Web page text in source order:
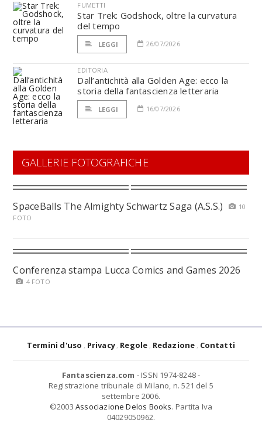
FUMETTI
Star Trek: Godshock, oltre la curvatura
del tempo
LEGGI 26/07/2026
EDITORIA
Dall’antichità alla Golden Age: ecco la
storia della fantascienza letteraria
LEGGI 16/07/2026
GALLERIE FOTOGRAFICHE
SpaceBalls The Almighty Schwartz Saga (A.S.S.)
10
FOTO
Conferenza stampa Lucca Comics and Games 2026
4 FOTO
Termini d'uso Privacy Regole Redazione Contatti
Fantascienza.com - ISSN 1974-8248 -
Registrazione tribunale di Milano, n. 521 del 5
settembre 2006.
©2003 Associazione Delos Books. Partita Iva
04029050962.